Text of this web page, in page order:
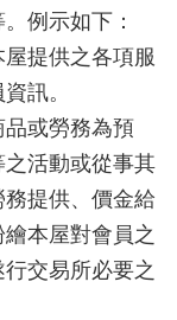
例示如下：
提供之各項服
訊。
或勞務為預
活動或從事其
提供、價金給
本屋對會員之
交易所必要之